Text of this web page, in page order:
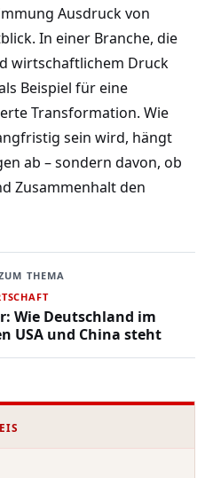
Ausdruck von
In einer Branche, die
wirtschaftlichem Druck
Beispiel für eine
Transformation. Wie
sein wird, hängt
ab – sondern davon, ob
Zusammenhalt den
THEMA
Wie Deutschland im
USA und China steht